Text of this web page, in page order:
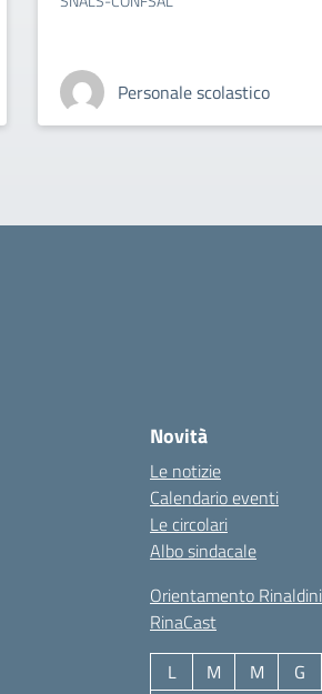
Personale scolastico
Novità
Le notizie
Calendario eventi
Le circolari
Albo sindacale
Orientamento Rinaldini
RinaCast
L M M G